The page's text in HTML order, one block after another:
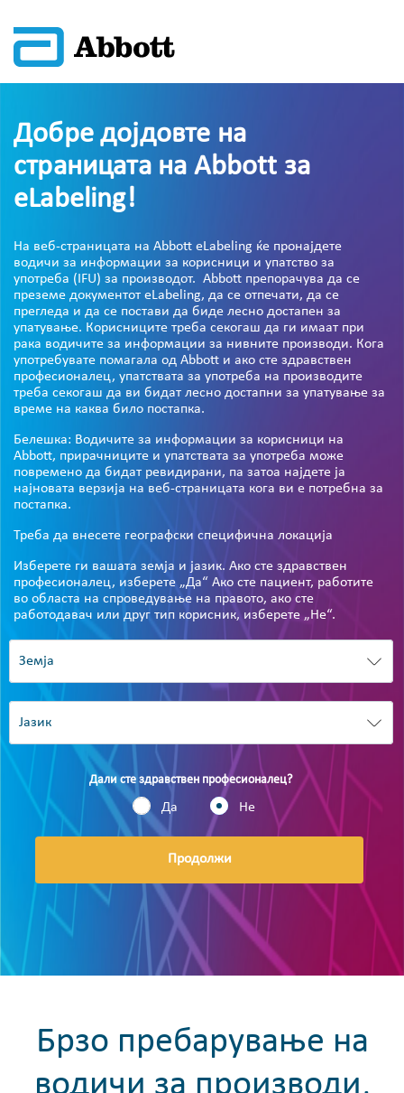
Добре дојдовте на
страницата на Abbott за
eLabeling!
На веб-страницата на Abbott eLabeling ќе пронајдете
водичи за информации за корисници и упатство за
употреба (IFU) за производот. Abbott препорачува да се
преземе документот eLabeling, да се отпечати, да се
прегледа и да се постави да биде лесно достапен за
упатување. Корисниците треба секогаш да ги имаат при
рака водичите за информации за нивните производи. Кога
употребувате помагала од Abbott и ако сте здравствен
професионалец, упатствата за употреба на производите
треба секогаш да ви бидат лесно достапни за упатување за
време на каква било постапка.
Белешка: Водичите за информации за корисници на
Abbott, прирачниците и упатствата за употреба може
повремено да бидат ревидирани, па затоа најдете ја
најновата верзија на веб-страницата кога ви е потребна за
постапка.
Треба да внесете географски специфична локација
Изберете ги вашата земја и јазик. Ако сте здравствен
професионалец, изберете „Да“ Ако сте пациент, работите
во областа на спроведување на правото, ако сте
работодавач или друг тип корисник, изберете „Не“.
Дали сте здравствен професионалец?
Да Не
Продолжи
Брзо пребарување на
водичи за производи,